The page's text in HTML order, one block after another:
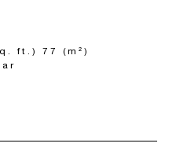
ft.) 77 (m²)